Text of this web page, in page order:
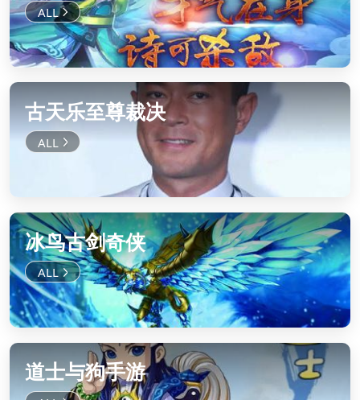
古天乐至尊裁决
冰鸟古剑奇侠
道士与狗手游